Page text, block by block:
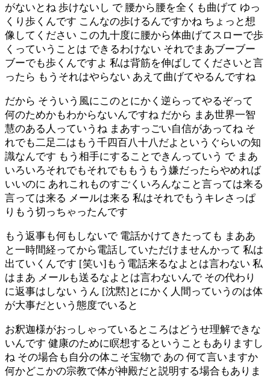
がないとね 歩けないし で 腰から腰を全くも曲げて ゆっ
くり歩くんです こんなの歩けるんですかね ちょっと想
像してください この九十度に腰から体曲げてスローで歩
くっていうことは できるわけない それでまあブーブー
ブーでも歩くんですよ 私は背筋を伸ばしてくださいと言
ったら もうそれはやらない あえて曲げてやるんですね
だから そういう風にこのとにかく逆らってやるぞって
何のためかもわからないんですね だから まあ世界一智
慧のある人っていうね まあすっごい自信があってね そ
れでも二足二はもう千四百八十八だよというぐらいの知
識なんです もう相手にすることできんっていう で まあ
いろいろそれでもそれでももうもう嫌だったらやめれば
いいのに あれこれものすごくいろんなこと言っては来る
言っては来る メールは来る 私はそれでもうキレさっぱ
りもう切っちゃったんです
もう返事も何もしないで 電話かけてきたっても まああ
と一時間経ってから電話していただけませんかって 私は
出ていくんです [笑い]もう電話来るなよとは言わない 私
はまあ メールも送るなよとは言わないんで その代わり
に返事はしない うん [沈黙]とにかく人間っていうのは体
が大事だという態度でいると
お釈迦様がおっしゃっているところはどうせ理解できな
いんです 健康のために瞑想するということもありますし
ね その場合も自分の体こそ宝物で あの 何て言いますか
何かどこかの宗教で体が神殿だと説明する場合もありま